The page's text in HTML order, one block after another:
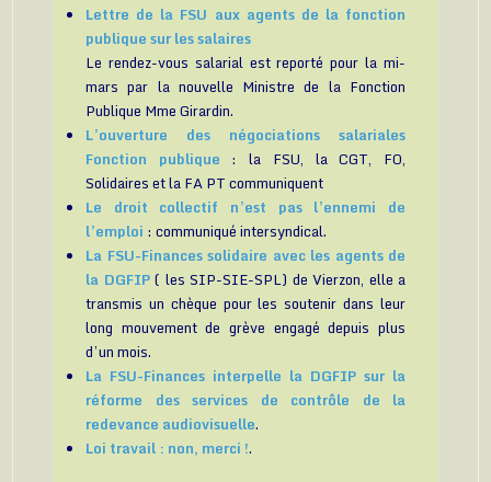
Lettre de la FSU aux agents de la fonction
publique sur les salaires
Le rendez-vous salarial est reporté pour la mi-
mars par la nouvelle Ministre de la Fonction
Publique Mme Girardin.
L’ouverture des négociations salariales
Fonction publique : la FSU, la CGT, FO,
Solidaires et la FA PT communiquent
Le droit collectif n’est pas l’ennemi de
l’emploi : communiqué intersyndical.
La FSU-Finances solidaire avec les agents de
la DGFIP( les SIP-SIE-SPL) de Vierzon, elle a
transmis un chèque pour les soutenir dans leur
long mouvement de grève engagé depuis plus
d’un mois.
La FSU-Finances interpelle la DGFIP sur la
réforme des services de contrôle de la
redevance audiovisuelle.
Loi travail : non, merci !.